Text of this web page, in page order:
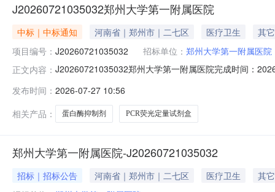
J20260721035032郑州大学第一附属医院
中标｜中标通知 河南省｜郑州市｜二七区 医疗卫生
其它
项目编号： J20260721035032 招标单位： 郑州大学第一附属医院
正文内容： J20260721035032郑州大学第一附属医院完成时间：
发布时间： 2026-07-27 10:56
相关产品：
蛋白酶抑制剂 PCR荧光定量试剂盒
郑州大学第一附属医院-J20260721035032
招标｜招标公告 河南省｜郑州市｜二七区 医疗卫生
其它